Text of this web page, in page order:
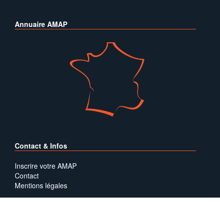
Annuaire AMAP
Contact & Infos
Inscrire votre AMAP
Contact
Mentions légales